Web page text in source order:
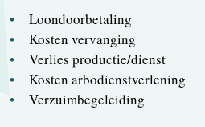
Loondoorbetaling
Kosten vervanging
Verlies productie/dienst
Kosten arbodienstverlening
Verzuimbegeleiding